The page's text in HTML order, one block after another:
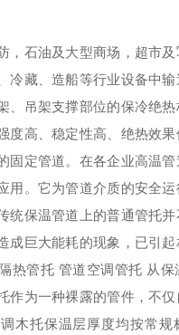
，石油及大型商场，超市
冷藏、造船等行业设备中
、吊架支撑部位的保冷绝
度高、稳定性高、绝热效
固定管道。在各企业高温管
用。它为管道介质的安全
统保温管道上的普通管托
成巨大能耗的现象，已引
热管托 管道空调管托 从保
作为一种裸露的管件，不
木托保温层厚度均按常规